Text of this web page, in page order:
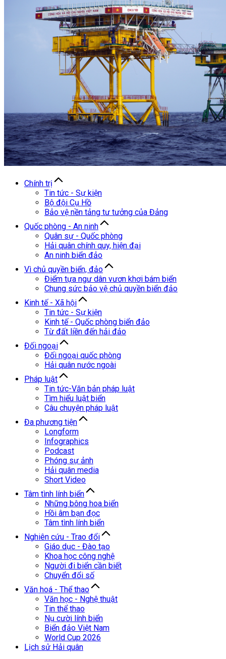
Chính trị
Tin tức - Sự kiện
Bộ đội Cụ Hồ
Bảo vệ nền tảng tư tưởng của Đảng
Quốc phòng - An ninh
Quân sự - Quốc phòng
Hải quân chính quy, hiện đại
An ninh biển đảo
Vì chủ quyền biển, đảo
Điểm tựa ngư dân vươn khơi bám biển
Chung sức bảo vệ chủ quyền biển đảo
Kinh tế - Xã hội
Tin tức - Sự kiện
Kinh tế - Quốc phòng biển đảo
Từ đất liền đến hải đảo
Đối ngoại
Đối ngoại quốc phòng
Hải quân nước ngoài
Pháp luật
Tin tức-Văn bản pháp luật
Tìm hiểu luật biển
Câu chuyện pháp luật
Đa phương tiện
Longform
Infographics
Podcast
Phóng sự ảnh
Hải quân media
Short Video
Tâm tình lính biển
Những bông hoa biển
Hồi âm bạn đọc
Tâm tình lính biển
Nghiên cứu - Trao đổi
Giáo dục - Đào tạo
Khoa học công nghệ
Người đi biển cần biết
Chuyển đổi số
Văn hoá - Thể thao
Văn học - Nghệ thuật
Tin thể thao
Nụ cười lính biển
Biển đảo Việt Nam
World Cup 2026
Lịch sử Hải quân